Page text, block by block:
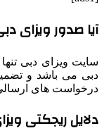
آیا صدور ویزای
سایت ویزای دبی
درخواست های
دلایل ریجکتی